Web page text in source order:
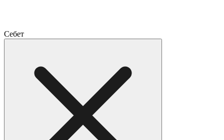
Себет